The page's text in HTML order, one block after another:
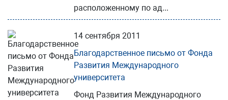
расположенному по ад...
14 сентября 2011
Благодарственное письмо от Фонда
Развития Международного
университета
Фонд Развития Международного